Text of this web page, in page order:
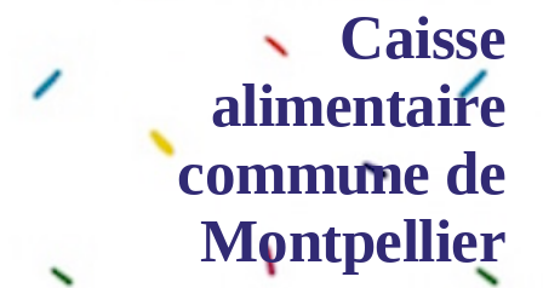
Caisse
alimentaire
commune de
Montpellier